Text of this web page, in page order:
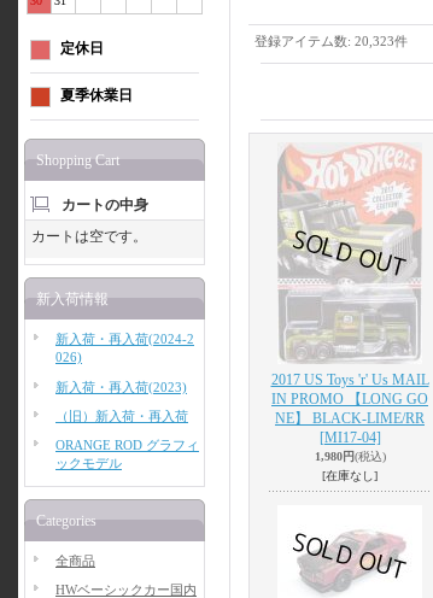
定休日
夏季休業日
Shopping Cart
カートの中身
カートは空です。
新入荷情報
新入荷・再入荷(2024-2
026)
新入荷・再入荷(2023)
（旧）新入荷・再入荷
ORANGE ROD グラフィ
ックモデル
Categories
全商品
HWベーシックカー国内
登録アイテム数: 20,323件
2017 US Toys 'r' Us MAIL
IN PROMO 【LONG GO
NE】 BLACK-LIME/RR
[MI17-04]
1,980円(税込)
[在庫なし]